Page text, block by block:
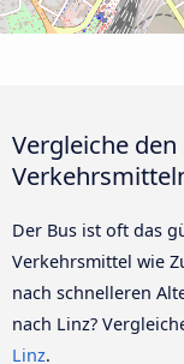
Vergleiche
Der Bus ist oft das
Verkehrsmittel wie
nach schnelleren
nach Linz?
Linz.